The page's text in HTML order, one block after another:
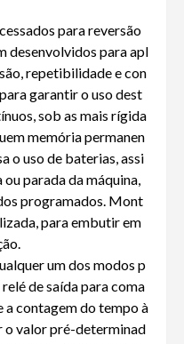
para reversão
desenvolvidos para apl
repetibilidade e con
garantir o uso dest
sob as mais rígida
memória permanen
o uso de baterias, assi
parada da máquina,
programados. Mont
para embutir em
um dos modos p
de saída para coma
a contagem do tempo à
o valor pré-determinad